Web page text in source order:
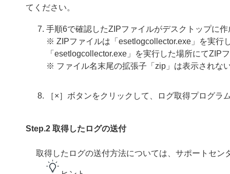
てください。
手順6で確認したZIPファイルがデスクトップに
※ ZIPファイルは「esetlogcollector.exe」を実行
「esetlogcollector.exe」を実行した場所にてZIP
※ ファイル名末尾の拡張子「zip」は表示されな
［×］ボタンをクリックして、ログ取得プログラ
Step.2 取得したログの送付
取得したログの送付方法については、サポートセ